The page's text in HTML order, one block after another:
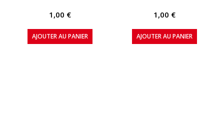
1,00 €
AJOUTER AU PANIER
1,00 €
AJOUTER AU PANIER